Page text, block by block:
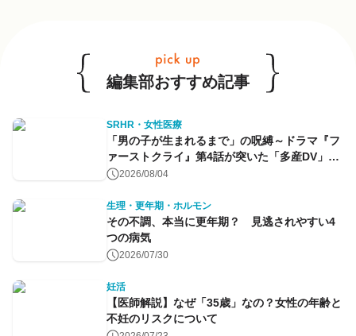
編集部おすすめ記事
SRHR・女性医療
「男の子が生まれるまで」の呪縛～ドラマ『フ
ァーストクライ』第4話が突いた「多産DV」と
命のコントロール～
2026/08/04
生理・更年期・ホルモン
その不調、本当に更年期？ 見逃されやすい4
つの病気
2026/07/30
妊活
【医師解説】なぜ「35歳」なの？女性の年齢と
不妊のリスクについて